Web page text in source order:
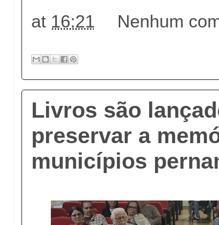
at 16:21 Nenhum
Livros são
preservar a
municípios